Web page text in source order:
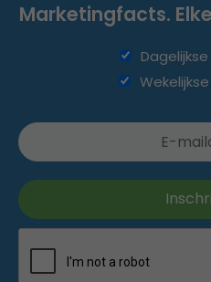
Marketingfacts.